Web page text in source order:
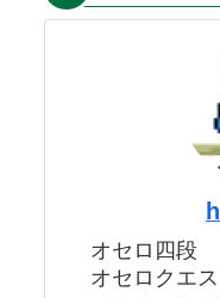
オセロ四段
オセロクエ